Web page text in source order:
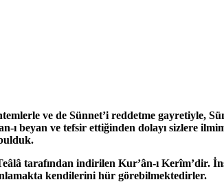
ve de Sünnet’i reddetme gayretiyle,
ı beyan ve tefsir ettiğinden dolayı sizlere
tarafından indirilen Kur’ân-ı Kerîm’dir.
kendilerini hür görebilmektedirler.